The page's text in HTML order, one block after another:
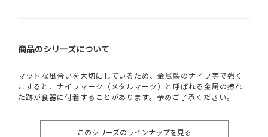
商品のシリーズについて
マットな風合いを大切にしているため、金属製のナイフ等で強く
こすると、ナイフマーク（メタルマーク）と呼ばれる金属の擦れ
た跡が食器に付着することがあります。予めご了承ください。
このシリーズのラインナップを見る